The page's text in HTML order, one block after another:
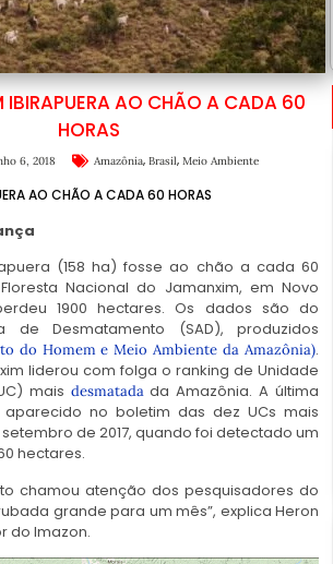
IBIRAPUERA AO CHÃO A CADA 60
HORAS
6, 2018 Amazônia, Brasil, Meio Ambiente
AO CHÃO A CADA 60 HORAS
(158 ha) fosse ao chão a cada 60
Nacional do Jamanxim, em Novo
1900 hectares. Os dados são do
de Desmatamento (SAD), produzidos
do Homem e Meio Ambiente da Amazônia).
liderou com folga o ranking de Unidade
mais desmatadada Amazônia. A última
no boletim das dez UCs mais
de 2017, quando foi detectado um
hectares.
chamou atenção dos pesquisadores do
grande para um mês”, explica Heron
do Imazon.